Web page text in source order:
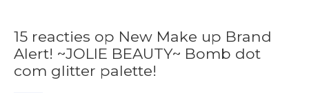
15 reacties op New Make up Brand
Alert! ~JOLIE BEAUTY~ Bomb dot
com glitter palette!